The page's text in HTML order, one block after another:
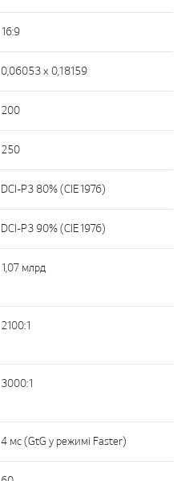
16:9
0,06053 х 0,18159
200
250
DCI-P3 80% (CIE1976)
DCI-P3 90% (CIE1976)
1,07 млрд
2100:1
3000:1
4 мс (GtG у режимі Faster)